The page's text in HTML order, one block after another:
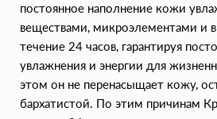
постоянное наполнение кожи
веществами, микроэлементами и
течение 24 часов, гарантируя
увлажнения и энергии для
этом он не перенасыщает кожу,
бархатистой. По этим причинам